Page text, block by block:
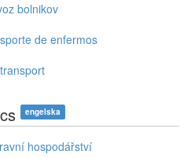
bolnikov
de enfermos
engelska
hospodářství